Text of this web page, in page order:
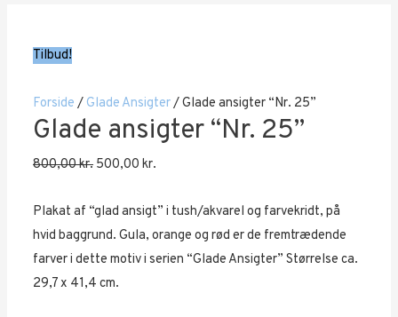
Tilbud!
Forside /Glade Ansigter/ Glade ansigter “Nr. 25”
Glade ansigter “Nr. 25”
800,00kr. Den
pris
var:
800,00 kr..
500,00kr.
pris
er:
500,00 kr..
Plakat af “glad ansigt” i tush/akvarel og farvekridt, på
hvid baggrund. Gula, orange og rød er de fremtrædende
farver i dette motiv i serien “Glade Ansigter” Størrelse ca.
29,7 x 41,4 cm.